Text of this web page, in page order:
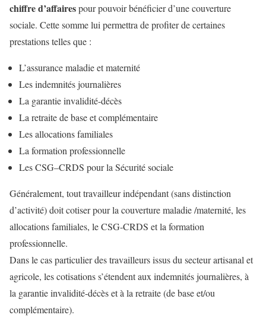
chiffre d’affairespour pouvoir bénéficier d’une couverture
sociale. Cette somme lui permettra de profiter de certaines
prestations telles que :
L’assurance maladie et maternité
Les indemnités journalières
La garantie invalidité-décès
La retraite de base et complémentaire
Les allocations familiales
La formation professionnelle
Les CSG–CRDS pour la Sécurité sociale
Généralement, tout travailleur indépendant (sans distinction
d’activité) doit cotiser pour la couverture maladie /maternité, les
allocations familiales, le CSG-CRDS et la formation
professionnelle.
Dans le cas particulier des travailleurs issus du secteur artisanal et
agricole, les cotisations s’étendent aux indemnités journalières, à
la garantie invalidité-décès et à la retraite (de base et/ou
complémentaire).